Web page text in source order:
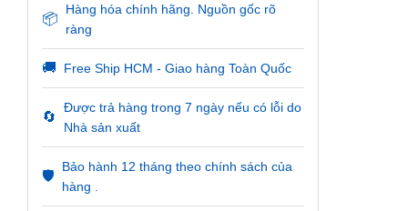
📦
Hàng hóa chính hãng. Nguồn gốc rõ
ràng
🚚 Free Ship HCM - Giao hàng Toàn Quốc
🔄
Được trả hàng trong 7 ngày nếu có lỗi do
Nhà sản xuất
🛡️
Bảo hành 12 tháng theo chính sách của
hàng .